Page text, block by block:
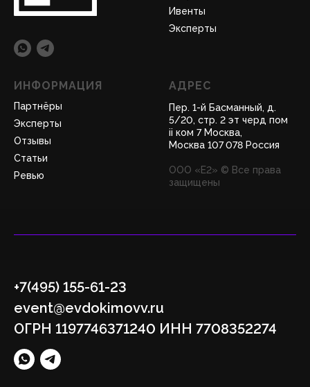
Ивенты
Эксперты
ИНФОРМАЦИЯ
Партнёры
Эксперты
Отзывы
Статьи
Ревью
АДРЕС
Пер. 1-й Басманный, д.
5/20, стр. 2 эт черд пом
ii ком 7 Москва,
Москва 107 078 Россия
ООО «Е2» © Все права
защищены
+7(495) 155-61-23
event@evdokimovv.ru
ОГРН 1197746371240 ИНН 7708352274